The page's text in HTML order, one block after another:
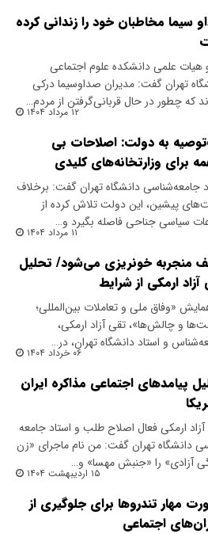
سیما مخاطبان خود را زندانی کرده
علمی دانشکده علوم اجتماعی
تهران گفت: مدیران صداوسیما درکی
که چطور در حال قربانی‌گرفتن از مردم…
۱۲ مرداد ۱۴۰۴
به دولت: اصلاحات بی
برای وزارتخانه‌های کلیدی
جامعه‌شناسی دانشگاه تهران گفت: برخلاف
پیشین، این دولت تلاش کرده از
سیاسی جناحی فاصله بگیرد و…
۱۱ مرداد ۱۴۰۴
منجربه خونریزی می‌شود/ تحلیل
آزاد ارمکی از شرایط
«وفاق ملی و تعاملات بین‌المللی؛
و چالش‌ها»، تقی آزاد ارمکی،
و استاد دانشگاه تهران، در…
۰۶ خرداد ۱۴۰۴
پیامدهای اجتماعی مذاکره ایران
ارمکی فعال اصلاح طلب و استاد جامعه
دانشگاه تهران گفت: من نام ماجرای «زن
آزادی» را «جنبش مهسا» و…
۱۵ اردیبهشت ۱۴۰۴
مهار تندروها برای جلوگیری از
اجتماعی